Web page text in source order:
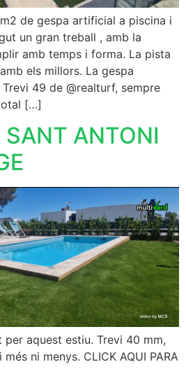
de gespa artificial a piscina i
un gran treball , amb la
amb temps i forma. La pista
els millors. La gespa
49 de @realturf, sempre
[…]
ANTONI
aquest estiu. Trevi 40 mm,
ni menys. CLICK AQUI PARA